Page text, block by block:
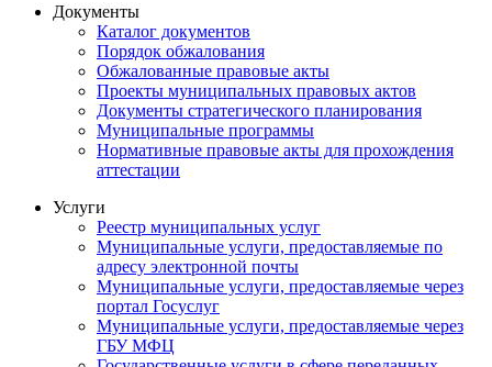
Документы
Каталог документов
Порядок обжалования
Обжалованные правовые акты
Проекты муниципальных правовых актов
Документы стратегического планирования
Муниципальные программы
Нормативные правовые акты для прохождения
аттестации
Услуги
Реестр муниципальных услуг
Муниципальные услуги, предоставляемые по
адресу электронной почты
Муниципальные услуги, предоставляемые через
портал Госуслуг
Муниципальные услуги, предоставляемые через
ГБУ МФЦ